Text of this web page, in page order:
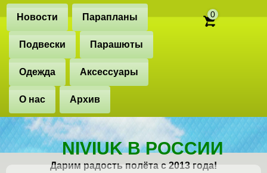
Новости Парапланы
Подвески Парашюты
Одежда Аксессуары
О нас Архив
0
NIVIUK В РОССИИ
Дарим радость полёта с 2013 года!